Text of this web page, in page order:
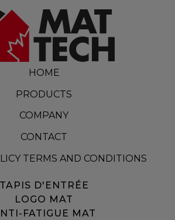
HOME
PRODUCTS
COMPANY
CONTACT
TERMS AND CONDITIONS
TAPIS D'ENTRÉE
LOGO MAT
FATIGUE MAT